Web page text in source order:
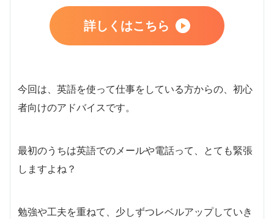
詳しくはこちら
今回は、英語を使って仕事をしている方からの、初心
者向けのアドバイスです。
最初のうちは英語でのメールや電話って、とても緊張
しますよね？
勉強や工夫を重ねて、少しずつレベルアップしていき